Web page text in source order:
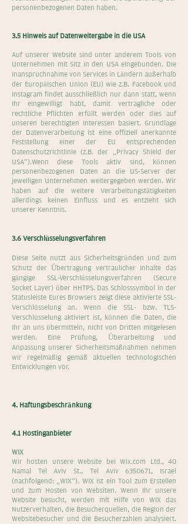
personenbezogenen Daten haben.
3.5 Hinweis auf Datenweitergabe in die USA
Auf unserer Website sind unter anderem Tools von
Unternehmen mit Sitz in den USA eingebunden. Die
Inanspruchnahme von Services in Ländern außerhalb
der Europäischen Union (EU) wie z.B. Facebook und
Instagram findet ausschließlich nur dann statt, wenn
Ihr eingewilligt habt, damit vertragliche oder
rechtliche Pflichten erfüllt werden oder dies auf
unseren berechtigten Interessen basiert. Grundlage
der Datenverarbeitung ist eine offiziell anerkannte
Feststellung einer der EU entsprechenden
Datenschutzrichtlinie (z.B. der „Privacy Shield der
USA“).Wenn diese Tools aktiv sind, können
personenbezogenen Daten an die US-Server der
jeweiligen Unternehmen weitergegeben werden. Wir
haben auf die weitere Verarbeitungstätigkeiten
allerdings keinen Einfluss und es entzieht sich
unserer Kenntnis.
3.6 Verschlüsselungsverfahren
Diese Seite nutzt aus Sicherheitsgründen und zum
Schutz der Übertragung vertraulicher Inhalte das
gängige SSL-Verschlüsselungsverfahren (Secure
Socket Layer) über HHTPS. Das Schlosssymbol in der
Statusleiste Eures Browsers zeigt diese aktivierte SSL-
Verschlüsselung an. Wenn die SSL- bzw. TLS-
Verschlüsselung aktiviert ist, können die Daten, die
Ihr an uns übermitteln, nicht von Dritten mitgelesen
werden. Eine Prüfung, Überarbeitung und
Anpassung unserer Sicherheitsmaßnahmen nehmen
wir regelmäßig gemäß aktuellen technologischen
Entwicklungen vor.
4. Haftungsbeschränkung
4.1 Hostinganbieter
WIX
Wir hosten unsere Website bei Wix.com Ltd., 40
Namal Tel Aviv St., Tel Aviv6350671, Israel
(nachfolgend: „WIX“). WIX ist ein Tool zum Erstellen
und zum Hosten von Websiten. Wenn Ihr unsere
Website besucht, werden mit Hilfe von WIX das
Nutzerverhalten, die Besucherquellen, die Region der
Websitebesucher und die Besucherzahlen analysiert.